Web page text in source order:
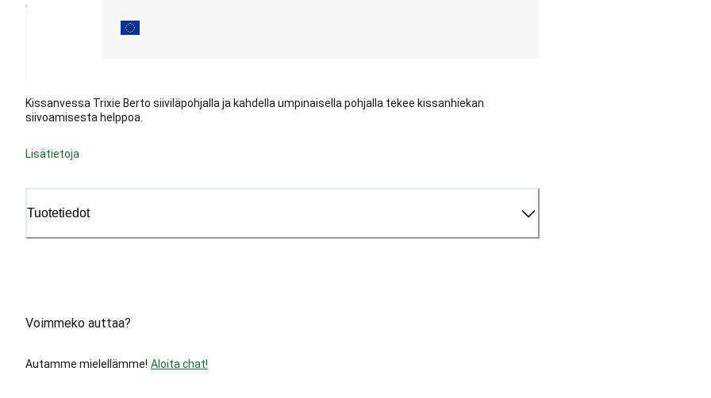
Kissanvessa Trixie Berto siiviläpohjalla ja kahdella umpinaisella pohjalla tekee kissanhiekan
siivoamisesta helppoa.
Lisätietoja
Tuotetiedot
Voimmeko auttaa?
Autamme mielellämme! Aloita chat!